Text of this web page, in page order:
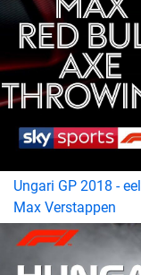
Ungari GP 2018 -
Max Verstappen